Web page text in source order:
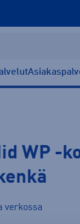
WP -
verkossa